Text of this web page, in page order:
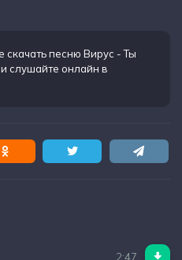
скачать песню Вирус - Ты
слушайте онлайн в
2:47